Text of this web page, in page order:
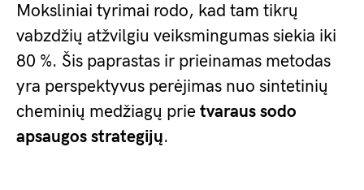
Moksliniai tyrimai rodo, kad tam tikrų
vabzdžių atžvilgiu veiksmingumas siekia iki
80 %. Šis paprastas ir prieinamas metodas
yra perspektyvus perėjimas nuo sintetinių
cheminių medžiagų prie tvaraus sodo
apsaugos strategijų.